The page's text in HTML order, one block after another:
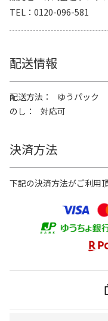
TEL
0120-096-581
配送情報
配送方法
ゆうパック
のし
対応可
決済方法
下記の決済方法がご利用頂